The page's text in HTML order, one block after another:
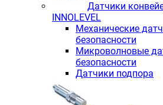
Датчики
INNOLEVEL
Механические
безопасности
Микроволновые
безопасности
Датчики подпора